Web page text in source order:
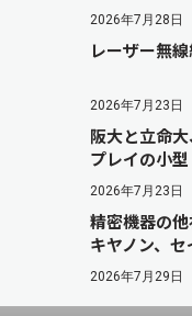
2026年7月28日
レーザー無
2026年7月23日
阪大と立命
プレイの小
2026年7月23日
精密機器の
キヤノン、
2026年7月29日